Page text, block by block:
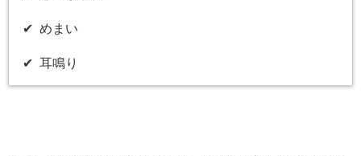
✔︎ めまい
✔︎ 耳鳴り